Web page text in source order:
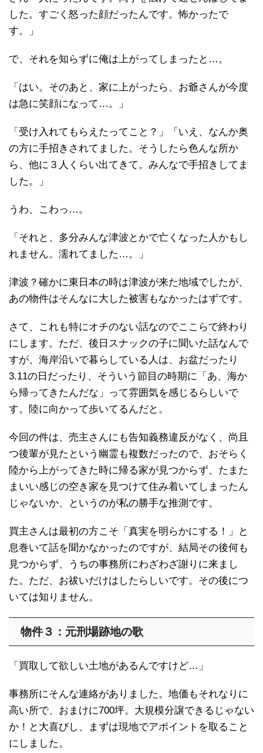
した。すごく怒った顔だったんです。怖かったで
す。」
で、それを知らずに俺は上がってしまったと…。
「はい。そのあと、家に上がったら、お爺さんが今度
は急に笑顔になって…。」
「受け入れてもらえたってこと？」「いえ、なんか奥
の方に手招きされてました。そうしたら色んな所か
ら、他に３人くらい出てきて。みんなで手招きしてま
した。」
うわ、こわっ…。
「それと、多分みんな津波とかで亡くなった人かもし
れません。濡れてました…。」
津波？確かに東日本の時は津波が来た地域でしたが、
あの物件はそんなに大した被害もなかったはずです。
さて、これも特にオチのない話なのでここらで終わり
にします。ただ、後日スナックの子に聞いた話なんで
すが、海岸沿いで暮らしている人は、お盆だったり
3.11の日だったり、そういう節目の時期に「あ、海か
ら帰ってきたんだな」って雰囲気を感じるらしいで
す。陸に向かって歩いてるんだと。
今回の件は、売主さんにも告知義務違反がなく、尚且
つ後輩が見たという幽霊も複数だったので、おそらく
陸から上がってきた時に帰る家が見つからず、たまた
まいい感じの空き家を見つけて住み着いてしまったん
じゃないか、というのが私の勝手な推測です。
買主さんは最初の方こそ「真実を明らかにする！」と
息巻いて話を聞かなかったのですが、結局その後何も
見つからず、うちの事務所にわざわざ謝りに来まし
た。ただ、お祓いだけはしたらしいです。その後につ
いては知りません。
物件３：元刑場跡地の歌
「買取して欲しい土地があるんですけど…」
事務所にそんな連絡がありました。地価もそれなりに
高い所で、おまけに700坪。大規模分譲できるじゃない
か！と大喜びし、まずは現地でアポイントを取ること
にしました。